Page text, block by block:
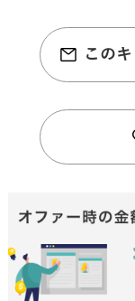
この